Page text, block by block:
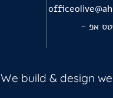
אפ -
We build & design